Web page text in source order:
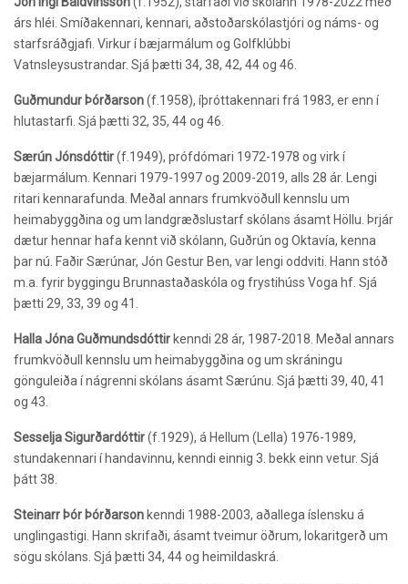
árs hléi. Smíðakennari, kennari, aðstoðarskólastjóri og náms- og
starfsráðgjafi. Virkur í bæjarmálum og Golfklúbbi
Vatnsleysustrandar. Sjá þætti 34, 38, 42, 44 og 46.
Guðmundur Þórðarson(f.1958), íþróttakennari frá 1983, er enn í
hlutastarfi. Sjá þætti 32, 35, 44 og 46.
Særún Jónsdóttir(f.1949), prófdómari 1972-1978 og virk í
bæjarmálum. Kennari 1979-1997 og 2009-2019, alls 28 ár. Lengi
ritari kennarafunda. Meðal annars frumkvöðull kennslu um
heimabyggðina og um landgræðslustarf skólans ásamt Höllu. Þrjár
dætur hennar hafa kennt við skólann, Guðrún og Oktavía, kenna
þar nú. Faðir Særúnar, Jón Gestur Ben, var lengi oddviti. Hann stóð
m.a. fyrir byggingu Brunnastaðaskóla og frystihúss Voga hf. Sjá
þætti 29, 33, 39 og 41.
Halla Jóna Guðmundsdóttir kenndi 28 ár, 1987-2018. Meðal annars
frumkvöðull kennslu um heimabyggðina og um skráningu
gönguleiða í nágrenni skólans ásamt Særúnu. Sjá þætti 39, 40, 41
og 43.
Sesselja Sigurðardóttir(f.1929), á Hellum (Lella) 1976-1989,
stundakennari í handavinnu, kenndi einnig 3. bekk einn vetur. Sjá
þátt 38.
Steinarr Þór Þórðarson kenndi 1988-2003, aðallega íslensku á
unglingastigi. Hann skrifaði, ásamt tveimur öðrum, lokaritgerð um
sögu skólans. Sjá þætti 34, 44 og heimildaskrá.